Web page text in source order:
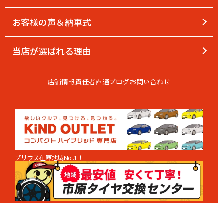
お客様の声＆納車式
当店が選ばれる理由
店舗情報責任者直通ブログお問い合わせ
プリウス在庫地域No .1！